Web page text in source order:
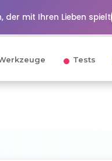
der mit Ihren Lieben spielt
Tests